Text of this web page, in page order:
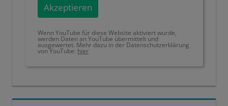
Akzeptieren
Wenn YouTube für diese Website aktiviert wurde,
werden Daten an YouTube übermittelt und
ausgewertet. Mehr dazu in der Datenschutzerklärung
von YouTube: hier